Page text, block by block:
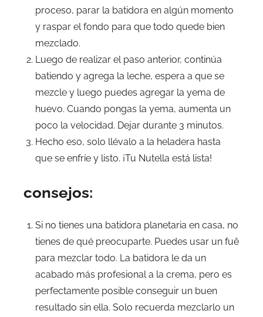
proceso, parar la batidora en algún momento
y raspar el fondo para que todo quede bien
mezclado.
Luego de realizar el paso anterior, continúa
batiendo y agrega la leche, espera a que se
mezcle y luego puedes agregar la yema de
huevo. Cuando pongas la yema, aumenta un
poco la velocidad. Dejar durante 3 minutos.
Hecho eso, solo llévalo a la heladera hasta
que se enfríe y listo. ¡Tu Nutella está lista!
consejos:
Si no tienes una batidora planetaria en casa, no
tienes de qué preocuparte. Puedes usar un fuê
para mezclar todo. La batidora le da un
acabado más profesional a la crema, pero es
perfectamente posible conseguir un buen
resultado sin ella. Solo recuerda mezclarlo un